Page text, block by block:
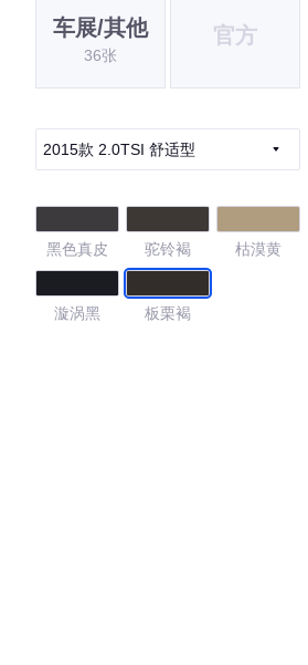
车展/其他
36张
官方
2015款 2.0TSI 舒适型
黑色真皮 驼铃褐 枯漠黄
漩涡黑 板栗褐